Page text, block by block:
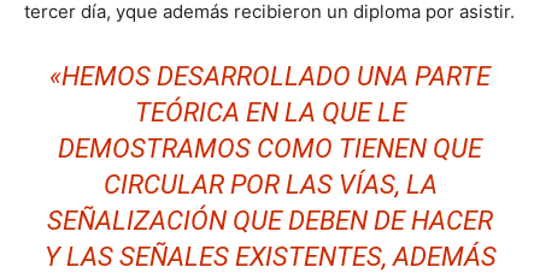
tercer día, yque además recibieron un diploma por asistir.
«HEMOS DESARROLLADO UNA PARTE
TEÓRICA EN LA QUE LE
DEMOSTRAMOS COMO TIENEN QUE
CIRCULAR POR LAS VÍAS, LA
SEÑALIZACIÓN QUE DEBEN DE HACER
Y LAS SEÑALES EXISTENTES, ADEMÁS